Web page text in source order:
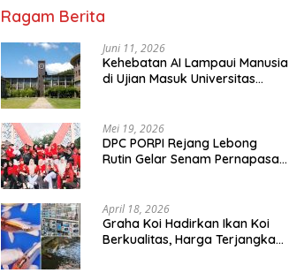
Ragam Berita
Juni 11, 2026
Kehebatan AI Lampaui Manusia
di Ujian Masuk Universitas
Mei 19, 2026
DPC PORPI Rejang Lebong
Rutin Gelar Senam Pernapasan
April 18, 2026
Graha Koi Hadirkan Ikan Koi
Berkualitas, Harga Terjangkau